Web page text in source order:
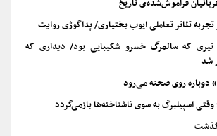
فراموش‌شده‌ی تاریخ
تجربه تئاتر تعاملی ایوب بختیاری/ پداگوژی روایت
به مناسبت ۲۸ تیری که سالمرگ خسرو شکیبایی بود/ دیداری که
شد
دوباره روی صحنه می‌رود
اسپیلبرگ به سوی ناشناخته‌ها بازمی‌گردد